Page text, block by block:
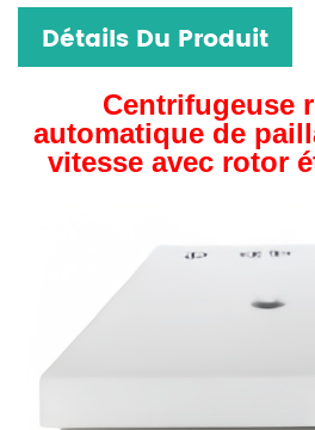
Détails Du Produit
Centrifugeuse
automatique de
vitesse avec rotor